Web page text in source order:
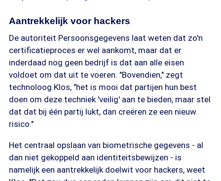
Aantrekkelijk voor hackers
De autoriteit Persoonsgegevens laat weten dat zo'n
certificatieproces er wel aankomt, maar dat er
inderdaad nog geen bedrijf is dat aan alle eisen
voldoet om dat uit te voeren. "Bovendien," zegt
technoloog Klos, "het is mooi dat partijen hun best
doen om deze techniek 'veilig' aan te bieden, maar stel
dat dat bij één partij lukt, dan creëren ze een nieuw
risico."
Het centraal opslaan van biometrische gegevens - al
dan niet gekoppeld aan identiteitsbewijzen - is
namelijk een aantrekkelijk doelwit voor hackers, weet